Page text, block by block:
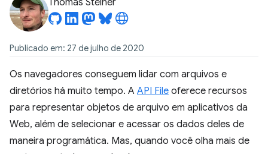
Thomas Steiner
Publicado em: 27 de julho de 2020
Os navegadores conseguem lidar com arquivos e
diretórios há muito tempo. A API File oferece recursos
para representar objetos de arquivo em aplicativos da
Web, além de selecionar e acessar os dados deles de
maneira programática. Mas, quando você olha mais de